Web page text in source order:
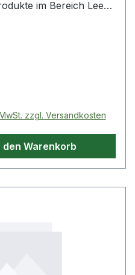
im Bereich Leere
zzgl. Versandkosten
den Warenkorb